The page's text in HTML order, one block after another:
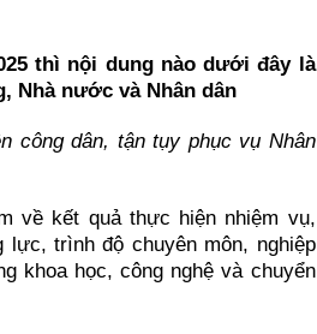
thì nội dung nào dưới đây là
Nhà nước và Nhân dân
công dân, tận tụy phục vụ Nhân
về kết quả thực hiện nhiệm vụ,
lực, trình độ chuyên môn, nghiệp
khoa học, công nghệ và chuyển